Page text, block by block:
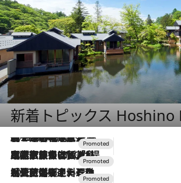
新着トピックス Hoshino
2026.8.7
【トンボの足水浴】ヒノキの香りに包まれて涼感マックス！約13℃の湧水かけ流しを避暑地「星野温泉 トンボの湯」で体験
2026.7.31
【ホテル帰省】という選択肢をOMOが提案。家族とほどよい距離を保つには「昼は実家、夜は気兼ねなくホテルで！」
2026.7.24
【夏限定ディナーコース】旬を迎える稚鮎や花ズッキーニなどをイタリア・トスカーナの郷土料理の手法で満喫！